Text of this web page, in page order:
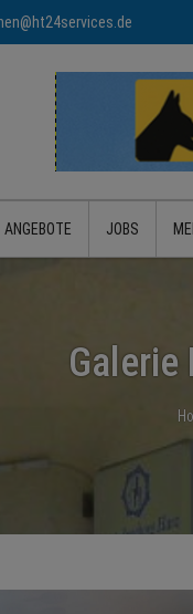
ANGEBOTE JOBS
Galerie